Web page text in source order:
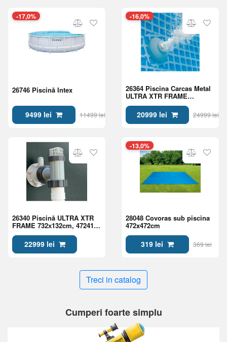
-17,0%
26746 Piscină Intex
9499 lei 11499 lei
-16,0%
26364 Piscina Carcas Metal
ULTRA XTR FRAME
20999 lei 24999 lei
26340 Piscină ULTRA XTR
FRAME 732х132cm, 47241L,
22999 lei
-13,0%
28048 Covoras sub piscina
472x472cm
319 lei 369 lei
Treci in catalog
Cumperi foarte simplu